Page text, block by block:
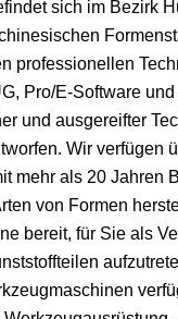
sich im Bezirk
professionellen
Pro/E-Software
und ausgereifter
Wir verfügen
mehr als 20 Jahren
von Formen
bereit, für Sie als